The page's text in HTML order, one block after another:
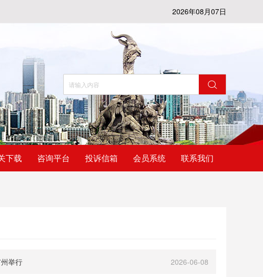
2026年08月07日
下载 咨询平台 投诉信箱 会员系统 联系我们
举行 2026-06-08